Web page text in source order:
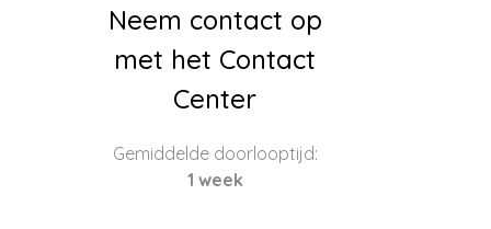
Neem contact op
met het Contact
Center
Gemiddelde doorlooptijd:
1 week